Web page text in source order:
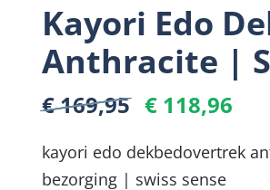
Kayori Edo
Anthracite |
€ 169,95 € 118,96
kayori edo dekbedovertrek
bezorging | swiss sense